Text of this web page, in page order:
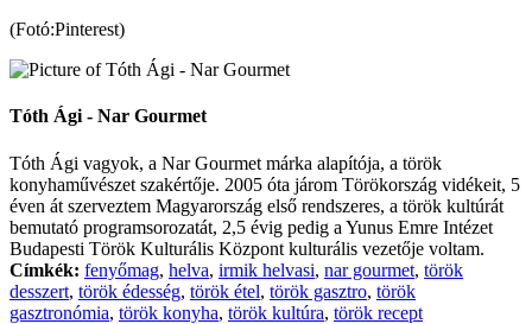
(Fotó:Pinterest)
Tóth Ági - Nar Gourmet
Tóth Ági vagyok, a Nar Gourmet márka alapítója, a török
konyhaművészet szakértője. 2005 óta járom Törökország vidékeit, 5
éven át szerveztem Magyarország első rendszeres, a török kultúrát
bemutató programsorozatát, 2,5 évig pedig a Yunus Emre Intézet
Budapesti Török Kulturális Központ kulturális vezetője voltam.
Címkék: fenyőmag, helva, irmik helvasi, nar gourmet, török
desszert, török édesség, török étel, török gasztro, török
gasztronómia, török konyha, török kultúra, török recept